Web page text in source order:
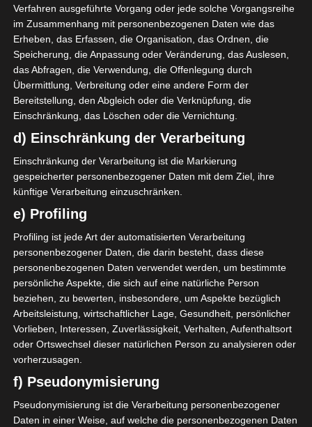
Ich finde, die Idee haben wir
wunderbar umgesetzt, oder?
Das florale Tapetenmuster sieht
so schön aus.
Verfahren ausgeführte Vorgang oder jede solche Vorgangsreihe
im Zusammenhang mit personenbezogenen Daten wie das
Erheben, das Erfassen, die Organisation, das Ordnen, die
Speicherung, die Anpassung oder Veränderung, das Auslesen,
das Abfragen, die Verwendung, die Offenlegung durch
Übermittlung, Verbreitung oder eine andere Form der
Bereitstellung, den Abgleich oder die Verknüpfung, die
Einschränkung, das Löschen oder die Vernichtung.
d) Einschränkung der Verarbeitung
Einschränkung der Verarbeitung ist die Markierung
gespeicherter personenbezogener Daten mit dem Ziel, ihre
künftige Verarbeitung einzuschränken.
e) Profiling
Profiling ist jede Art der automatisierten Verarbeitung
personenbezogener Daten, die darin besteht, dass diese
personenbezogenen Daten verwendet werden, um bestimmte
persönliche Aspekte, die sich auf eine natürliche Person
beziehen, zu bewerten, insbesondere, um Aspekte bezüglich
Arbeitsleistung, wirtschaftlicher Lage, Gesundheit, persönlicher
Vorlieben, Interessen, Zuverlässigkeit, Verhalten, Aufenthaltsort
oder Ortswechsel dieser natürlichen Person zu analysieren oder
vorherzusagen.
f) Pseudonymisierung
Pseudonymisierung ist die Verarbeitung personenbezogener
Daten in einer Weise, auf welche die personenbezogenen Daten